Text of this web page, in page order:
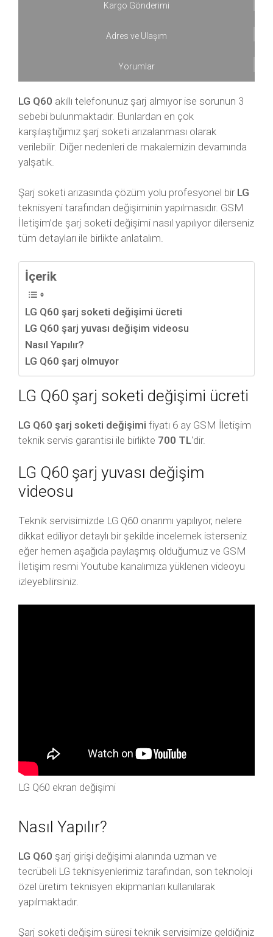
Kargo Gönderimi
Adres ve Ulaşım
Yorumlar
LG Q60 akıllı telefonunuz şarj almıyor ise sorunun 3
sebebi bulunmaktadır. Bunlardan en çok
karşılaştığımız şarj soketi arızalanması olarak
verilebilir. Diğer nedenleri de makalemizin devamında
yalşatık.
Şarj soketi arızasında çözüm yolu profesyonel bir LG
teknisyeni tarafından değişiminin yapılmasıdır. GSM
İletişim’de şarj soketi değişimi nasıl yapılıyor dilerseniz
tüm detayları ile birlikte anlatalım.
İçerik
LG Q60 şarj soketi değişimi ücreti
LG Q60 şarj yuvası değişim videosu
Nasıl Yapılır?
LG Q60 şarj olmuyor
LG Q60 şarj soketi değişimi ücreti
LG Q60 şarj soketi değişimi fiyatı 6 ay GSM İletişim
teknik servis garantisi ile birlikte 700 TL‘dir.
LG Q60 şarj yuvası değişim
videosu
Teknik servisimizde LG Q60 onarımı yapılıyor, nelere
dikkat ediliyor detaylı bir şekilde incelemek isterseniz
eğer hemen aşağıda paylaşmış olduğumuz ve GSM
İletişim resmi Youtube kanalımıza yüklenen videoyu
izleyebilirsiniz.
LG Q60 ekran değişimi
Nasıl Yapılır?
LG Q60 şarj girişi değişimi alanında uzman ve
tecrübeli LG teknisyenlerimiz tarafından, son teknoloji
özel üretim teknisyen ekipmanları kullanılarak
yapılmaktadır.
Şarj soketi değişim süresi teknik servisimize geldiğiniz